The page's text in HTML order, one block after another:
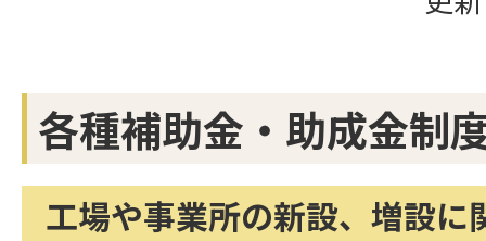
各種補助金・助成金制
工場や事業所の新設、増設に